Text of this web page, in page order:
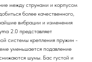
между струнами и корпусом
более качественного,
вибрации и изменения
2.0 представляет
системы крепления пружин -
уменьшается подавление
шумы. Бас густой и